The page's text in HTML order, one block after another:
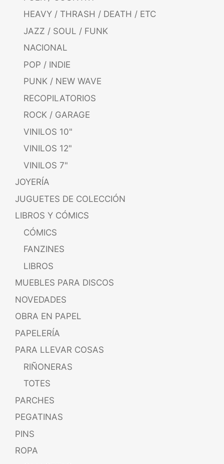
HEAVY / THRASH / DEATH / ETC
JAZZ / SOUL / FUNK
NACIONAL
POP / INDIE
PUNK / NEW WAVE
RECOPILATORIOS
ROCK / GARAGE
VINILOS 10"
VINILOS 12"
VINILOS 7"
JOYERÍA
JUGUETES DE COLECCIÓN
LIBROS Y CÓMICS
CÓMICS
FANZINES
LIBROS
MUEBLES PARA DISCOS
NOVEDADES
OBRA EN PAPEL
PAPELERÍA
PARA LLEVAR COSAS
RIÑONERAS
TOTES
PARCHES
PEGATINAS
PINS
ROPA